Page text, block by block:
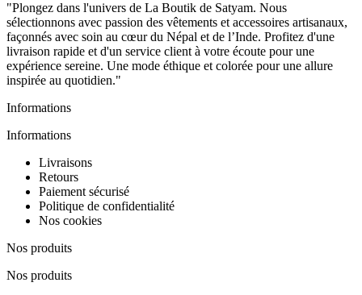
"Plongez dans l'univers de La Boutik de Satyam. Nous
sélectionnons avec passion des vêtements et accessoires artisanaux,
façonnés avec soin au cœur du Népal et de l’Inde. Profitez d'une
livraison rapide et d'un service client à votre écoute pour une
expérience sereine. Une mode éthique et colorée pour une allure
inspirée au quotidien."
Informations
Informations
Livraisons
Retours
Paiement sécurisé
Politique de confidentialité
Nos cookies
Nos produits
Nos produits